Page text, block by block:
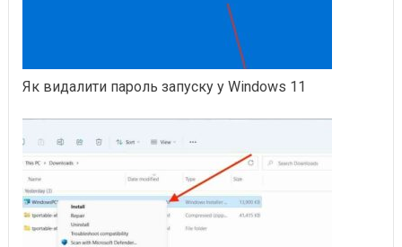
Як видалити пароль запуску у Windows 11